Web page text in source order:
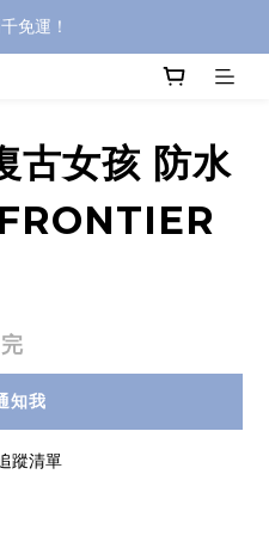
免運！
免運！
古女孩 防水
知我
蹤清單